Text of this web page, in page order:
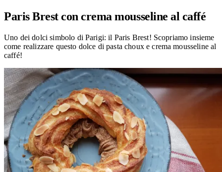
Paris Brest con crema mousseline al caffé
Uno dei dolci simbolo di Parigi: il Paris Brest! Scopriamo insieme
come realizzare questo dolce di pasta choux e crema mousseline al
caffé!